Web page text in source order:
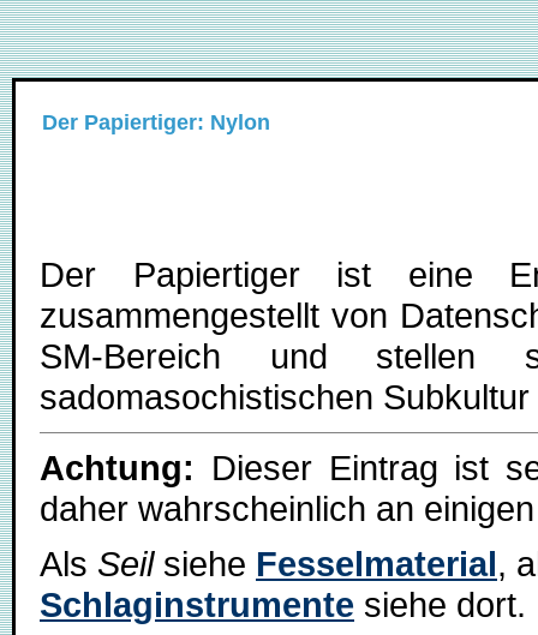
Der Papiertiger: Nylon
Der Papiertiger ist eine
zusammengestellt von
SM-Bereich und stellen
sadomasochistischen
Achtung: Dieser Eintrag ist
daher wahrscheinlich an
Als Seilsiehe Fesselmaterial,
Schlaginstrumente siehe dort.